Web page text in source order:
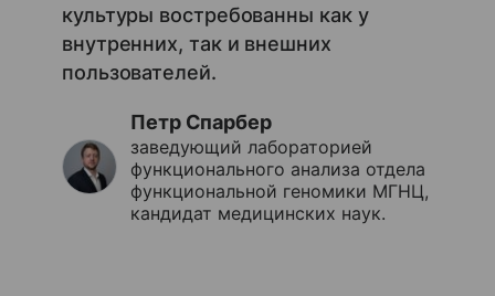
культуры востребованны как у
внутренних, так и внешних
пользователей.
Петр Спарбер
заведующий лабораторией
функционального анализа отдела
функциональной геномики МГНЦ,
кандидат медицинских наук.